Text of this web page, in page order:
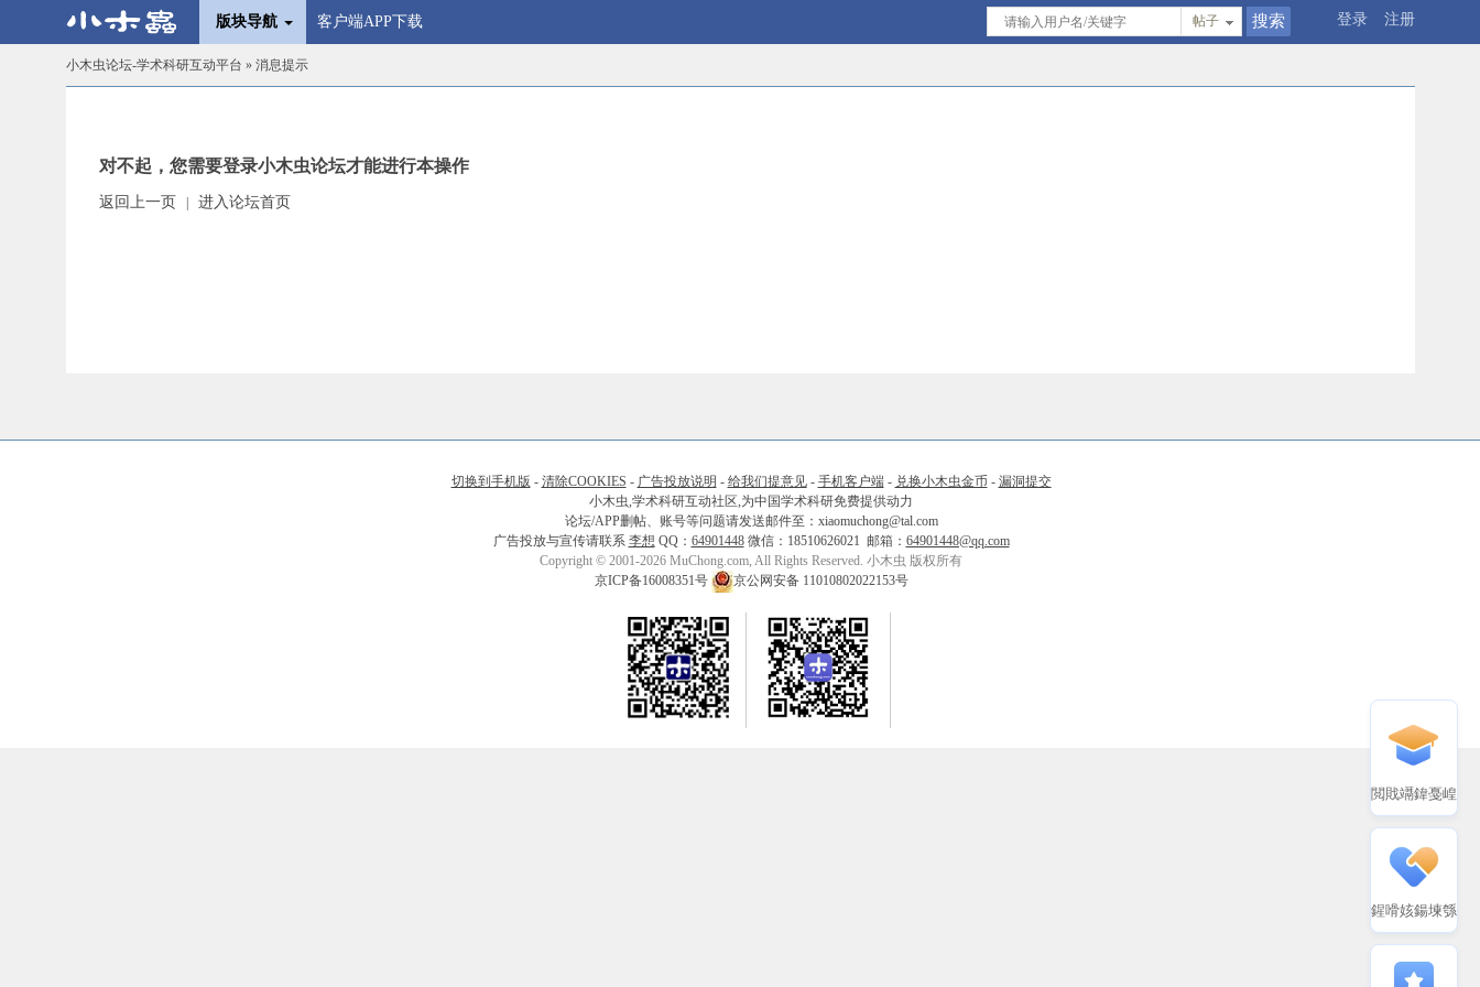
版块导航 客户端APP下载 登录 注册
帖子
小木虫论坛-学术科研互动平台 » 消息提示
对不起，您需要登录小木虫论坛才能进行本操作
返回上一页 进入论坛首页
切换到手机版 - 清除COOKIES - 广告投放说明 - 给我们提意见- 手机客户端- 兑换小木虫金币 - 漏洞提交
小木虫,学术科研互动社区,为中国学术科研免费提供动力
论坛/APP删帖、账号等问题请发送邮件至：xiaomuchong@tal.com
广告投放与宣传请联系 李想 QQ： 64901448微信：18510626021 邮箱： 64901448@qq.com
Copyright © 2001-2026 MuChong.com, All Rights Reserved. 小木虫 版权所有
京ICP备16008351号
京公网安备 11010802022153号
閲戝竵鍏戞崲
鍟嗗姟鍚堜綔